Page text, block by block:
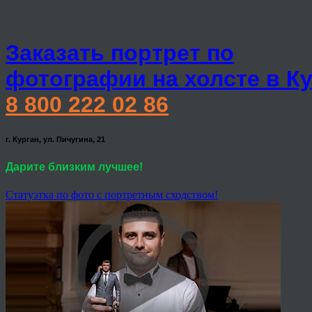
Заказать портрет по
фотографии на холсте в
8 800 222 02 86
г. Курган, ул. Пичугина, 21
Дарите близким лучшее!
Статуэтка по фото с портретным сходством!